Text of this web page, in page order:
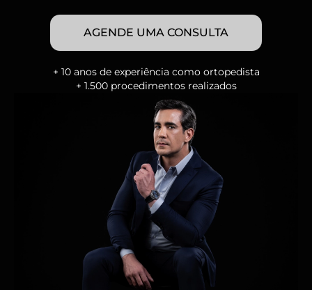
AGENDE UMA CONSULTA
+ 10 anos de experiência como ortopedista
+ 1.500 procedimentos realizados